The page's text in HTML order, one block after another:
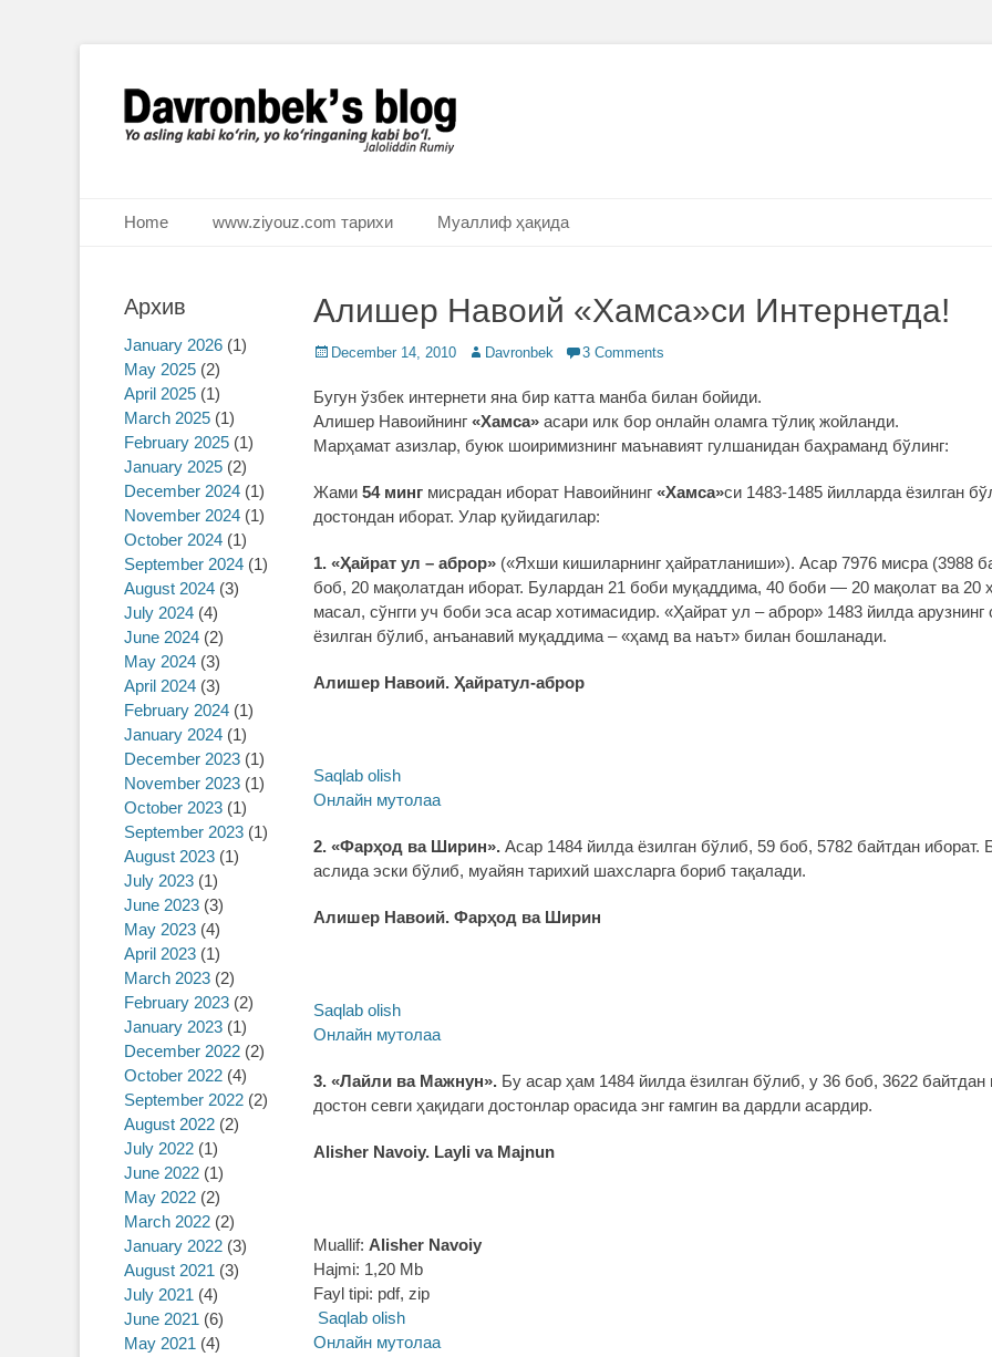
Davronbek's blog
Ё аслинг каби кўрин, ё кўринганинг каби бўл. Ж.Румий
Primary Menu
Home www.ziyouz.com тарихи Муаллиф ҳақида
Алишер Навоий «Хамса»си Интернетда!
Posted
December 14, 2010 Author
Davronbek 3 Comments
Бугун ўзбек интернети яна бир катта манба билан бойиди.
Алишер Навоийнинг «Хамса» асари илк бор онлайн оламга тўлиқ жойланди.
Марҳамат азизлар, буюк шоиримизнинг маънавият гулшанидан баҳраманд бўлинг:
Жами 54 минг мисрадан иборат Навоийнинг «Хамса»си 1483-1485 йилларда ёзилган
достондан иборат. Улар қуйидагилар:
1. «Ҳайрат ул – аброр» («Яхши кишиларнинг ҳайратланиши»). Асар 7976 мисра (3988
боб, 20 мақолатдан иборат. Булардан 21 боби муқаддима, 40 боби — 20 мақолат ва 20
масал, сўнгги уч боби эса асар хотимасидир. «Ҳайрат ул – аброр» 1483 йилда
ёзилган бўлиб, анъанавий муқаддима – «ҳамд ва наът» билан бошланади.
Алишер Навоий. Ҳайратул-аброр
Saqlab olish
Онлайн мутолаа
2. «Фарҳод ва Ширин». Асар 1484 йилда ёзилган бўлиб, 59 боб, 5782 байтдан иборат.
аслида эски бўлиб, муайян тарихий шахсларга бориб тақалади.
Алишер Навоий. Фарҳод ва Ширин
Saqlab olish
Онлайн мутолаа
3. «Лайли ва Мажнун». Бу асар ҳам 1484 йилда ёзилган бўлиб, у 36 боб, 3622 байтдан
достон севги ҳақидаги достонлар орасида энг ғамгин ва дардли асардир.
Alisher Navoiy. Layli va Majnun
Muallif: Alisher Navoiy
Hajmi: 1,20 Mb
Fayl tipi: pdf, zip
Saqlab olish
Онлайн мутолаа
Архив
January 2026 (1)
May 2025 (2)
April 2025 (1)
March 2025 (1)
February 2025 (1)
January 2025 (2)
December 2024 (1)
November 2024 (1)
October 2024 (1)
September 2024 (1)
August 2024 (3)
July 2024 (4)
June 2024 (2)
May 2024 (3)
April 2024 (3)
February 2024 (1)
January 2024 (1)
December 2023 (1)
November 2023 (1)
October 2023 (1)
September 2023 (1)
August 2023 (1)
July 2023 (1)
June 2023 (3)
May 2023 (4)
April 2023 (1)
March 2023 (2)
February 2023 (2)
January 2023 (1)
December 2022 (2)
October 2022 (4)
September 2022 (2)
August 2022 (2)
July 2022 (1)
June 2022 (1)
May 2022 (2)
March 2022 (2)
January 2022 (3)
August 2021 (3)
July 2021 (4)
June 2021 (6)
May 2021 (4)